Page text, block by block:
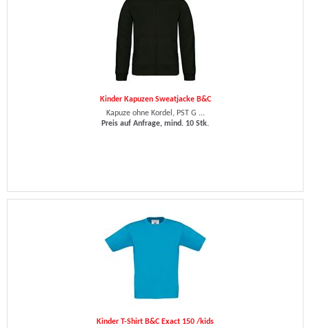
Kinder Kapuzen Sweatjacke B&C
Kapuze ohne Kordel, PST G ...
Preis auf Anfrage, mind. 10 Stk.
Kinder T-Shirt B&C Exact 150 /kids